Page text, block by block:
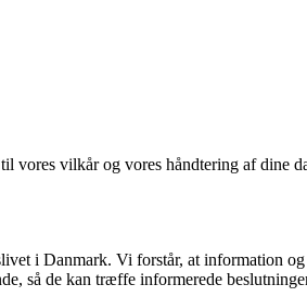
vores vilkår og vores håndtering af dine
i Danmark. Vi forstår, at information
så de kan træffe informerede